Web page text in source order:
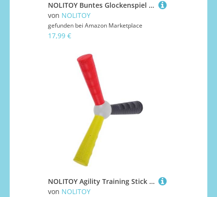
NOLITOY Buntes Glockenspiel Musikinstrument für Ab Jahre Pädagogisches Lernspielzeug Rhythmus Handgeschicklichkeit und Farberkennung Robust und Spielerisch Gehirnentwicklung Stärkend
von NOLITOY
gefunden bei Amazon Marketplace
17,99 €
NOLITOY Agility Training Stick zur Verbesserung der Hand Auge koordination Reaktionsgeschwindigkeit Trainingsgerät für Präzises Fangen und Wurftechnik Vielseitiger Reflextrainer in DREI
von NOLITOY